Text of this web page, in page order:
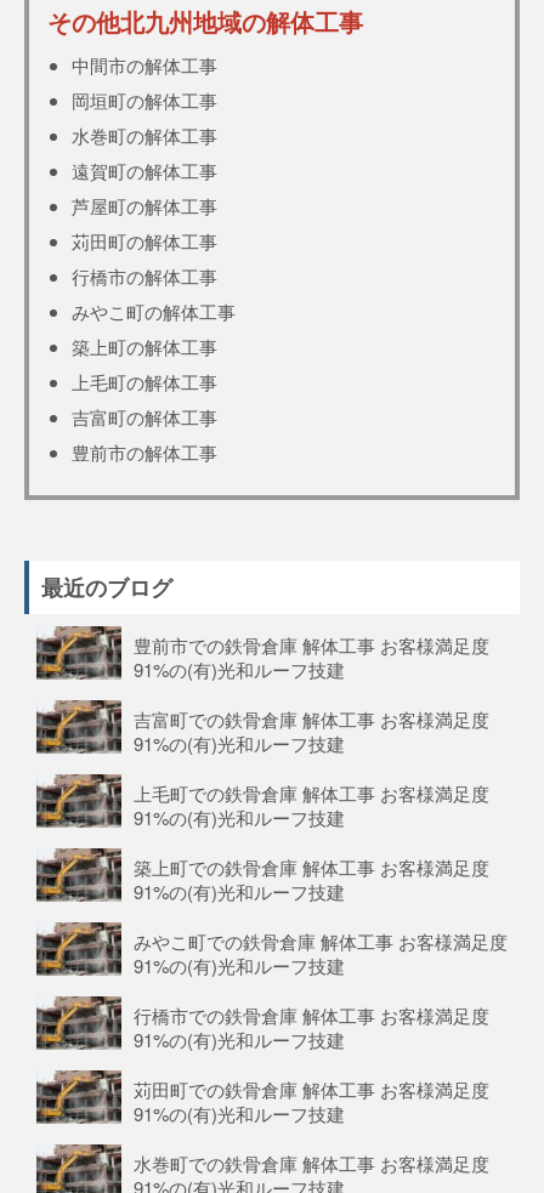
その他北九州地域の解体工事
中間市の解体工事
岡垣町の解体工事
水巻町の解体工事
遠賀町の解体工事
芦屋町の解体工事
苅田町の解体工事
行橋市の解体工事
みやこ町の解体工事
築上町の解体工事
上毛町の解体工事
吉富町の解体工事
豊前市の解体工事
最近のブログ
豊前市での鉄骨倉庫 解体工事 お客様満足度
91%の(有)光和ルーフ技建
吉富町での鉄骨倉庫 解体工事 お客様満足度
91%の(有)光和ルーフ技建
上毛町での鉄骨倉庫 解体工事 お客様満足度
91%の(有)光和ルーフ技建
築上町での鉄骨倉庫 解体工事 お客様満足度
91%の(有)光和ルーフ技建
みやこ町での鉄骨倉庫 解体工事 お客様満足度
91%の(有)光和ルーフ技建
行橋市での鉄骨倉庫 解体工事 お客様満足度
91%の(有)光和ルーフ技建
苅田町での鉄骨倉庫 解体工事 お客様満足度
91%の(有)光和ルーフ技建
水巻町での鉄骨倉庫 解体工事 お客様満足度